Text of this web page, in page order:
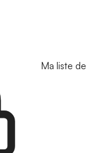
Ma liste de